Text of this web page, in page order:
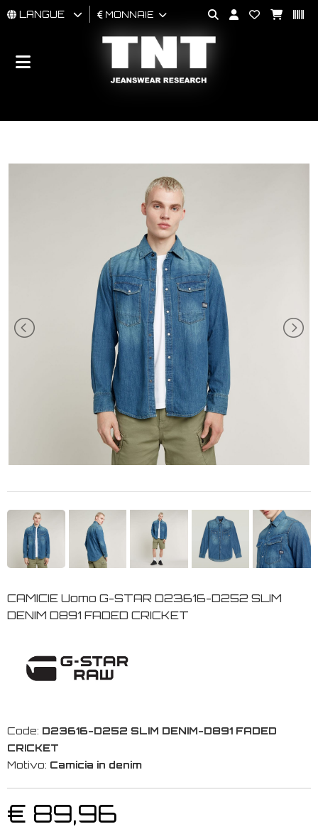
HOMMES
BRAND
LANGUE MONNAIE
CAMICIE Uomo G-STAR D23616-D252 SLIM
DENIM D891 FADED CRICKET
Code: D23616-D252 SLIM DENIM-D891 FADED
CRICKET
Motivo: Camicia in denim
€ 89,96